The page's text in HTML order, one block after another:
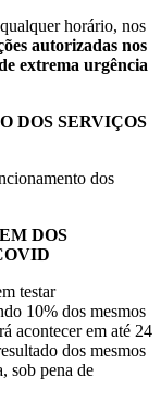
horário, nos
autorizadas nos
extrema urgência
DOS SERVIÇOS
dos
DOS
testar
10% dos mesmos
acontecer em até 24
dos mesmos
sob pena de